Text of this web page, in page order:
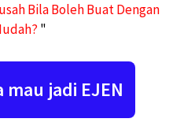
Bila Boleh Buat Dengan
"
mau jadi EJEN